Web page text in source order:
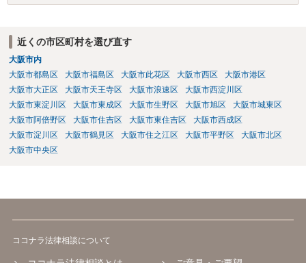
Cコンシューマーファイナンス株式会社が保有・管理していることが通
近くの市区町村を選び直す
大阪市内
大阪市都島区
大阪市福島区 大阪市此花区 大阪市西区
大阪市港区
大阪市大正区
大阪市天王寺区 大阪市浪速区
大阪市西淀川区
大阪市東淀川区
大阪市東成区 大阪市生野区 大阪市旭区
大阪市城東区
大阪市阿倍野区
大阪市住吉区 大阪市東住吉区
大阪市西成区
大阪市淀川区
大阪市鶴見区 大阪市住之江区 大阪市平野区
大阪市北区
大阪市中央区
ココナラ法律相談について